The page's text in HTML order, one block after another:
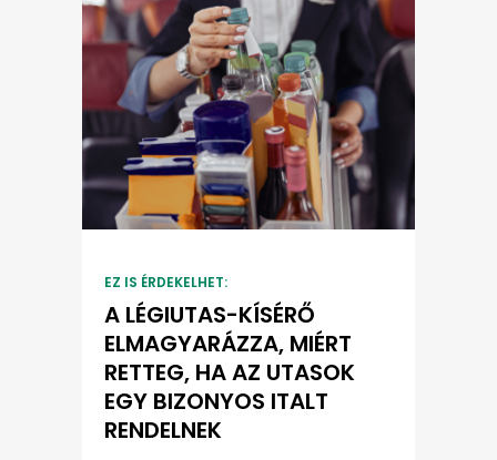
EZ IS ÉRDEKELHET:
A LÉGIUTAS-KÍSÉRŐ
ELMAGYARÁZZA, MIÉRT
RETTEG, HA AZ UTASOK
EGY BIZONYOS ITALT
RENDELNEK